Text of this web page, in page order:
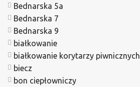
Bednarska 5a
Bednarska 7
Bednarska 9
białkowanie
białkowanie korytarzy piwnicznych
biecz
bon ciepłowniczy